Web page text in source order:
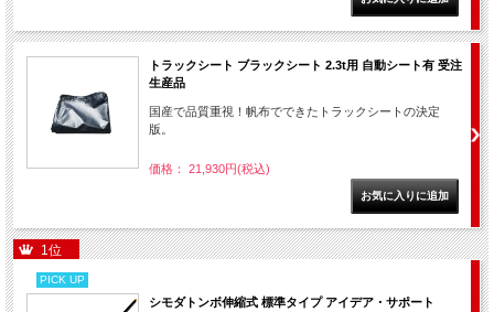
トラックシート ブラックシート 2.3t用 自動シート有 受注
生産品
国産で品質重視！帆布でできたトラックシートの決定
版。
価格： 21,930円(税込)
1位
PICK UP
シモダトンボ伸縮式 標準タイプ アイデア・サポート